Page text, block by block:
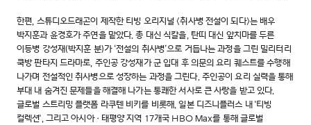
한편, 스튜디오드래곤이 제작한 티빙 오리지널 <취사병 전설이 되다>는 배우
박지훈과 윤경호가 주연을 맡았다. 총 대신 식칼을, 탄띠 대신 앞치마를 두른
이등병 강성재(박지훈 분)가 ‘전설의 취사병’으로 거듭나는 과정을 그린 밀리터리
쿡방 판타지 드라마로, 주인공 강성재가 군 입대 후 의문의 요리 퀘스트를 수행해
나가며 전설적인 취사병으로 성장하는 과정을 그린다. 주인공이 요리 실력을 통해
부대 내 숨겨진 문제들을 해결해 나가는 통쾌한 서사로 큰 사랑을 받고 있다.
글로벌 스트리밍 플랫폼 라쿠텐 비키를 비롯해, 일본 디즈니플러스 내 '티빙
컬렉션', 그리고 아시아·태평양 지역 17개국 HBO Max를 통해 글로벌